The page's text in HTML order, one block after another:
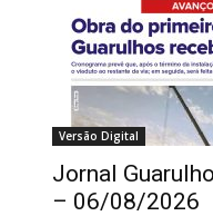
Versão Digital
Jornal
– 06/08/2026